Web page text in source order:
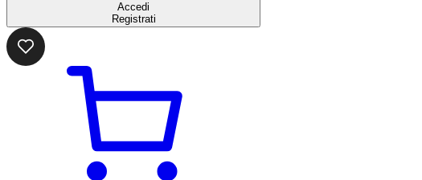
Accedi
Registrati